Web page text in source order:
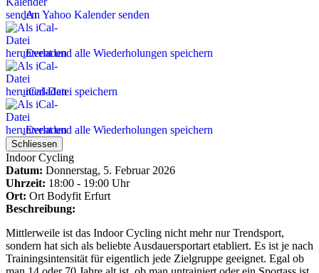
An Yahoo Kalender senden
Event und alle Wiederholungen speichern
iCal-Datei speichern
Event und alle Wiederholungen speichern
Schliessen
Indoor Cycling
Datum: Donnerstag, 5. Februar 2026
Uhrzeit: 18:00 - 19:00 Uhr
Ort: Ort Bodyfit Erfurt
Beschreibung:
Mittlerweile ist das Indoor Cycling nicht mehr nur Trendsport,
sondern hat sich als beliebte Ausdauersportart etabliert. Es ist je nach
Trainingsintensität für eigentlich jede Zielgruppe geeignet. Egal ob